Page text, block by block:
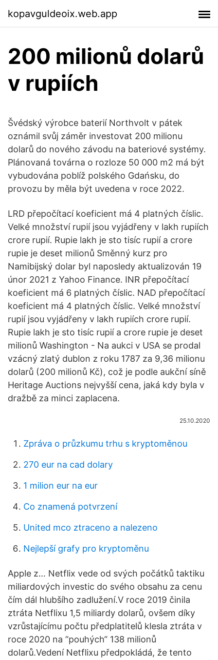
kopavguldeoix.web.app
200 milionů dolarů
v rupiích
Švédský výrobce baterií Northvolt v pátek
oznámil svůj záměr investovat 200 milionu
dolarů do nového závodu na bateriové systémy.
Plánovaná továrna o rozloze 50 000 m2 má být
vybudována poblíž polského Gdańsku, do
provozu by měla být uvedena v roce 2022.
LRD přepočítací koeficient má 4 platných číslic.
Velké množství rupií jsou vyjádřeny v lakh rupiích
crore rupií. Rupie lakh je sto tisíc rupií a crore
rupie je deset milionů Směnný kurz pro
Namibijský dolar byl naposledy aktualizován 19
únor 2021 z Yahoo Finance. INR přepočítací
koeficient má 6 platných číslic. NAD přepočítací
koeficient má 4 platných číslic. Velké množství
rupií jsou vyjádřeny v lakh rupiích crore rupií.
Rupie lakh je sto tisíc rupií a crore rupie je deset
milionů Washington - Na aukci v USA se prodal
vzácný zlatý dublon z roku 1787 za 9,36 milionu
dolarů (200 milionů Kč), což je podle aukční síně
Heritage Auctions nejvyšší cena, jaká kdy byla v
dražbě za minci zaplacena.
25.10.2020
Zpráva o průzkumu trhu s kryptoměnou
270 eur na cad dolary
1 milion eur na eur
Co znamená potvrzení
United mco ztraceno a nalezeno
Nejlepší grafy pro kryptoměnu
Apple z… Netflix vede od svých počátků taktiku
miliardových investic do svého obsahu za cenu
čím dál hlubšího zadlužení.V roce 2019 činila
ztráta Netflixu 1,5 miliardy dolarů, ovšem díky
vzrůstajícímu počtu předplatitelů klesla ztráta v
roce 2020 na “pouhých“ 138 milionů
dolarů.Vedení Netflixu předpokládá, že tento